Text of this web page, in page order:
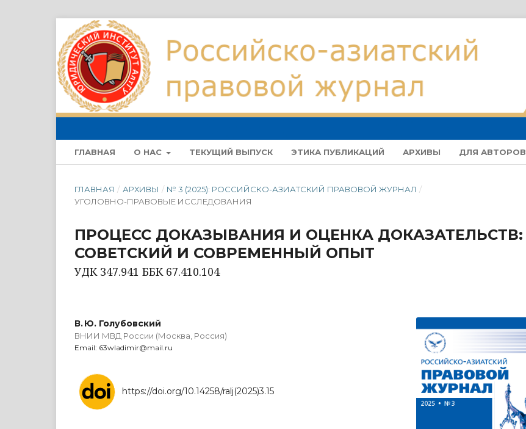
ГЛАВНАЯ О НАС ТЕКУЩИЙ ВЫПУСК ЭТИКА ПУБЛИКАЦИЙ АРХИВЫ ДЛЯ АВТОРОВ
ГЛАВНАЯ / АРХИВЫ / № 3 (2025): РОССИЙСКО-АЗИАТСКИЙ ПРАВОВОЙ ЖУРНАЛ /
УГОЛОВНО-ПРАВОВЫЕ ИССЛЕДОВАНИЯ
ПРОЦЕСС ДОКАЗЫВАНИЯ И ОЦЕНКА ДОКАЗАТЕЛЬСТВ:
СОВЕТСКИЙ И СОВРЕМЕННЫЙ ОПЫТ
УДК 347.941 ББК 67.410.104
В. Ю. Голубовский
ВНИИ МВД России (Москва, Россия)
Email: 63wladimir@mail.ru
https://doi.org/10.14258/ralj(2025)3.15